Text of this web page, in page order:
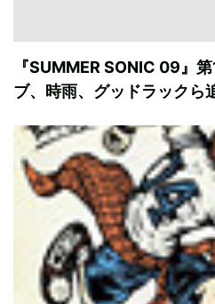
『SUMMER SONIC 09』
ブ、時雨、グッドラックら